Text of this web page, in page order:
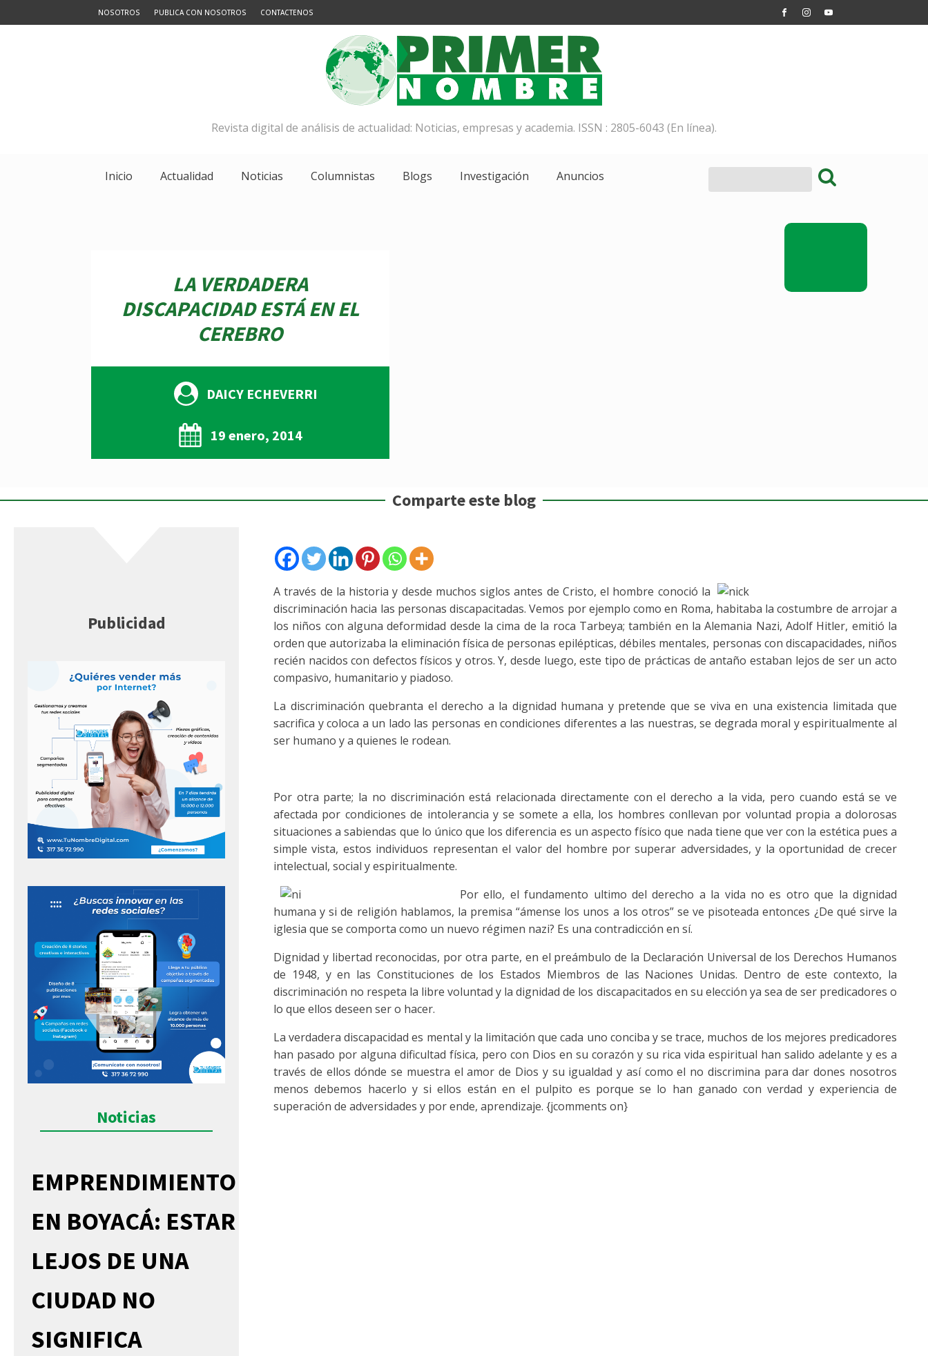
NOSOTROS PUBLICA CON NOSOTROS CONTACTENOS
Revista digital de análisis de actualidad: Noticias, empresas y academia. ISSN : 2805-6043 (En línea).
Inicio Actualidad Noticias Columnistas Blogs Investigación Anuncios
LA VERDADERA
DISCAPACIDAD ESTÁ EN EL
CEREBRO
DAICY ECHEVERRI
19 enero, 2014
Comparte este blog
Publicidad
Noticias
EMPRENDIMIENTO
EN BOYACÁ: ESTAR
LEJOS DE UNA
CIUDAD NO
SIGNIFICA
A través de la historia y desde muchos siglos antes de Cristo, el hombre conoció la
discriminación hacia las personas discapacitadas. Vemos por ejemplo como en Roma, habitaba la costumbre de arrojar a
los niños con alguna deformidad desde la cima de la roca Tarbeya; también en la Alemania Nazi, Adolf Hitler, emitió la
orden que autorizaba la eliminación física de personas epilépticas, débiles mentales, personas con discapacidades, niños
recién nacidos con defectos físicos y otros. Y, desde luego, este tipo de prácticas de antaño estaban lejos de ser un acto
compasivo, humanitario y piadoso.
La discriminación quebranta el derecho a la dignidad humana y pretende que se viva en una existencia limitada que
sacrifica y coloca a un lado las personas en condiciones diferentes a las nuestras, se degrada moral y espiritualmente al
ser humano y a quienes le rodean.
Por otra parte; la no discriminación está relacionada directamente con el derecho a la vida, pero cuando está se ve
afectada por condiciones de intolerancia y se somete a ella, los hombres conllevan por voluntad propia a dolorosas
situaciones a sabiendas que lo único que los diferencia es un aspecto físico que nada tiene que ver con la estética pues a
simple vista, estos individuos representan el valor del hombre por superar adversidades, y la oportunidad de crecer
intelectual, social y espiritualmente.
Por ello, el fundamento ultimo del derecho a la vida no es otro que la dignidad
humana y si de religión hablamos, la premisa “ámense los unos a los otros” se ve pisoteada entonces ¿De qué sirve la
iglesia que se comporta como un nuevo régimen nazi? Es una contradicción en sí.
Dignidad y libertad reconocidas, por otra parte, en el preámbulo de la Declaración Universal de los Derechos Humanos
de 1948, y en las Constituciones de los Estados Miembros de las Naciones Unidas. Dentro de este contexto, la
discriminación no respeta la libre voluntad y la dignidad de los discapacitados en su elección ya sea de ser predicadores o
lo que ellos deseen ser o hacer.
La verdadera discapacidad es mental y la limitación que cada uno conciba y se trace, muchos de los mejores predicadores
han pasado por alguna dificultad física, pero con Dios en su corazón y su rica vida espiritual han salido adelante y es a
través de ellos dónde se muestra el amor de Dios y su igualdad y así como el no discrimina para dar dones nosotros
menos debemos hacerlo y si ellos están en el pulpito es porque se lo han ganado con verdad y experiencia de
superación de adversidades y por ende, aprendizaje. {jcomments on}